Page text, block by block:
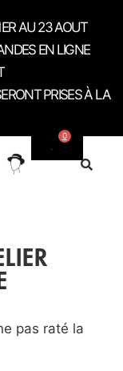
AU 23 AOUT
EN LIGNE
PRISES À LA
0
pas raté la